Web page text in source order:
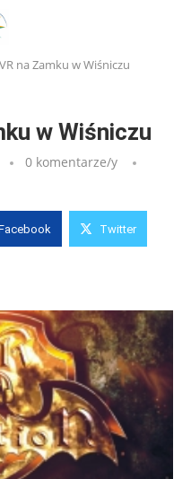
na Zamku w Wiśniczu
w Wiśniczu
0 komentarze/y
Twitter